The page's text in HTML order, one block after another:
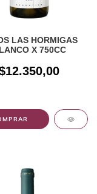
LAS HORMIGAS
X 750CC